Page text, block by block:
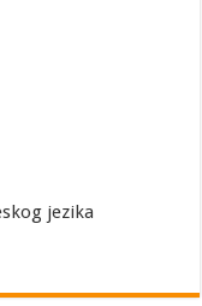
jezika